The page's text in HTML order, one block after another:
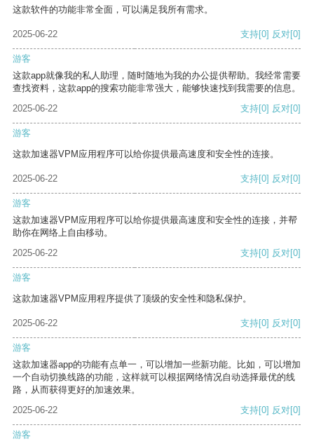
这款软件的功能非常全面，可以满足我所有需求。
2025-06-22 支持[0] 反对[0]
游客
这款app就像我的私人助理，随时随地为我的办公提供帮助。我经常需要
查找资料，这款app的搜索功能非常强大，能够快速找到我需要的信息。
2025-06-22
支持[0] 反对[0]
游客
这款加速器VPM应用程序可以给你提供最高速度和安全性的连接。
2025-06-22 支持[0] 反对[0]
游客
这款加速器VPM应用程序可以给你提供最高速度和安全性的连接，并帮
助你在网络上自由移动。
2025-06-22
支持[0] 反对[0]
游客
这款加速器VPM应用程序提供了顶级的安全性和隐私保护。
2025-06-22 支持[0] 反对[0]
游客
这款加速器app的功能有点单一，可以增加一些新功能。比如，可以增加
一个自动切换线路的功能，这样就可以根据网络情况自动选择最优的线
路，从而获得更好的加速效果。
2025-06-22
支持[0] 反对[0]
游客